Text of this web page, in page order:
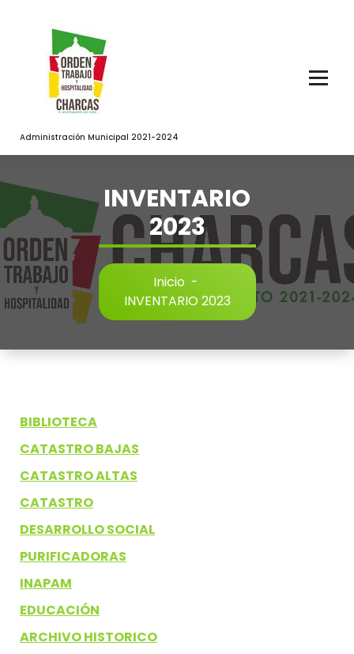
contenido
Administración Municipal 2021-2024
INVENTARIO
2023
Inicio-
INVENTARIO 2023
BIBLIOTECA
CATASTRO BAJAS
CATASTRO ALTAS
CATASTRO
DESARROLLO SOCIAL
PURIFICADORAS
INAPAM
EDUCACIÓN
ARCHIVO HISTORICO